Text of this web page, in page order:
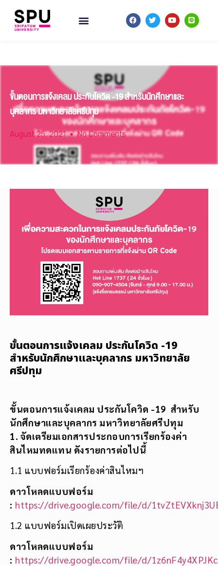
ขั้นตอนการแจ้งเคลม ประกันโควิด -19 สำหรับนักศึกษาและ
บุคลากร มหาวิทยาลัยศรีปทุม
August 25, 2021 No Comments
ขั้นตอนการแจ้งเคลม ประกันโควิด -19
สำหรับนักศึกษาและบุคลากร มหาวิทยาลัย
ศรีปทุม
ขั้นตอนการแจ้งเคลม ประกันโควิด -19 สำหรับ
นักศึกษาและบุคลากร มหาวิทยาลัยศรีปทุม
1. จัดเตรียมเอกสารประกอบการเรียกร้องค่า
สินไหมทดแทน ดังรายการต่อไปนี้
1.1 แบบฟอร์มเรียกร้องค่าสินไหมฯ
ดาวโหลดแบบฟอร์ม
: https://drive.google.com/file/d/
1.2 แบบฟอร์มเปิดเผยประวัติ
ดาวโหลดแบบฟอร์ม
: https://drive.google.com/file/d/